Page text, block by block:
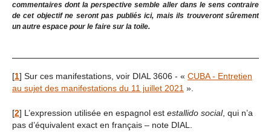
commentaires dont la perspective semble aller dans le sens contraire
de cet objectif ne seront pas publiés ici, mais ils trouveront sûrement
un autre espace pour le faire sur la toile.
[1] Sur ces manifestations, voir DIAL 3606 - « CUBA - Entretien
au sujet des manifestations du 11 juillet 2021 ».
[2] L’expression utilisée en espagnol est estallido social, qui n’a
pas d’équivalent exact en français – note DIAL.